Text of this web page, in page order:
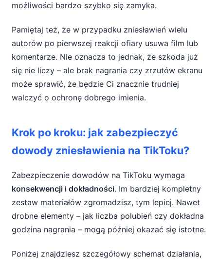
możliwości bardzo szybko się zamyka.
Pamiętaj też, że w przypadku zniesławień wielu
autorów po pierwszej reakcji ofiary usuwa film lub
komentarze. Nie oznacza to jednak, że szkoda już
się nie liczy – ale brak nagrania czy zrzutów ekranu
może sprawić, że będzie Ci znacznie trudniej
walczyć o ochronę dobrego imienia.
Krok po kroku: jak zabezpieczyć
dowody zniesławienia na TikToku?
Zabezpieczenie dowodów na TikToku wymaga
konsekwencji i dokładności. Im bardziej kompletny
zestaw materiałów zgromadzisz, tym lepiej. Nawet
drobne elementy – jak liczba polubień czy dokładna
godzina nagrania – mogą później okazać się istotne.
Poniżej znajdziesz szczegółowy schemat działania,